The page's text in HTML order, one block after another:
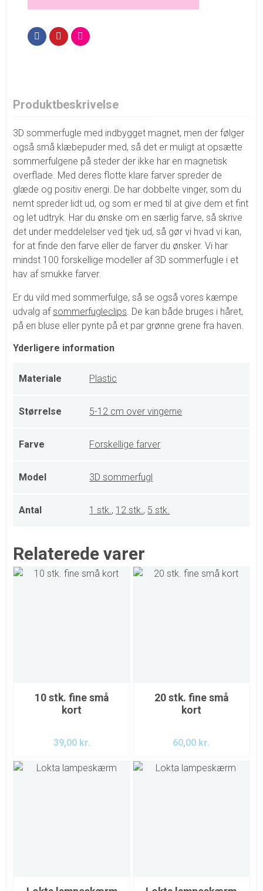
Produktbeskrivelse
3D sommerfugle med indbygget magnet, men der følger
også små klæbepuder med, så det er muligt at opsætte
sommerfulgene på steder der ikke har en magnetisk
overflade. Med deres flotte klare farver spreder de
glæde og positiv energi. De har dobbelte vinger, som du
nemt spreder lidt ud, og som er med til at give dem et fint
og let udtryk. Har du ønske om en særlig farve, så skrive
det under meddelelser ved tjek ud, så gør vi hvad vi kan,
for at finde den farve eller de farver du ønsker. Vi har
mindst 100 forskellige modeller af 3D sommerfugle i et
hav af smukke farver.
Er du vild med sommerfulge, så se også vores kæmpe
udvalg af sommerfugleclips. De kan både bruges i håret,
på en bluse eller pynte på et par grønne grene fra haven.
Yderligere information
Materiale Plastic
Størrelse 5-12 cm over vingerne
Farve Forskellige farver
Model 3D sommerfugl
Antal 1 stk., 12 stk., 5 stk.
Relaterede varer
10 stk. fine små
kort
39,00 kr.
20 stk. fine små
kort
60,00 kr.